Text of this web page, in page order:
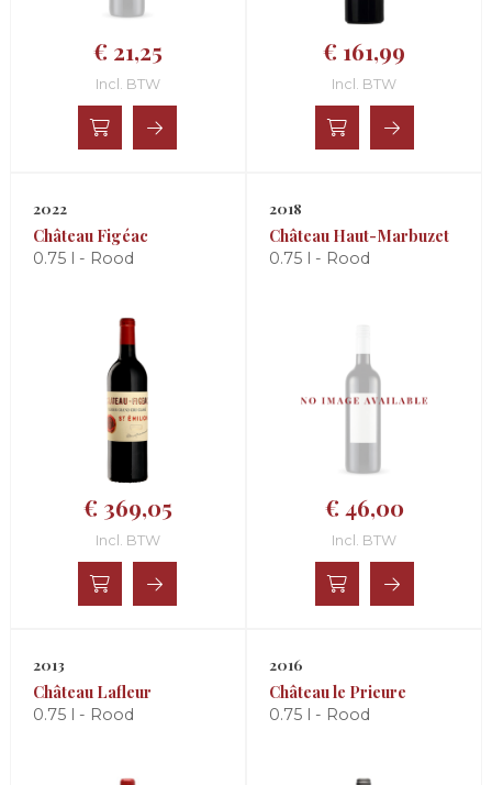
€ 21,25
Incl. BTW
€ 161,99
Incl. BTW
2022
Château Figéac
0.75 l - Rood
€ 369,05
Incl. BTW
2018
Château Haut-Marbuzet
0.75 l - Rood
€ 46,00
Incl. BTW
2013
Château Lafleur
0.75 l - Rood
2016
Château le Prieure
0.75 l - Rood